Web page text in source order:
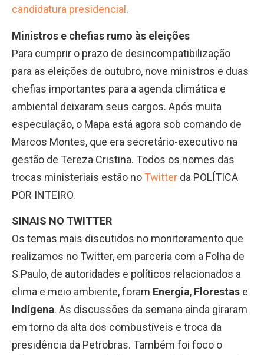
candidatura presidencial .
Ministros e chefias rumo às eleições
Para cumprir o prazo de desincompatibilização
para as eleições de outubro, nove ministros e duas
chefias importantes para a agenda climática e
ambiental deixaram seus cargos. Após muita
especulação, o Mapa está agora sob comando de
Marcos Montes, que era secretário-executivo na
gestão de Tereza Cristina. Todos os nomes das
trocas ministeriais estão no Twitter da POLÍTICA
POR INTEIRO.
SINAIS NO TWITTER
Os temas mais discutidos no monitoramento que
realizamos no Twitter, em parceria com a Folha de
S.Paulo, de autoridades e políticos relacionados a
clima e meio ambiente, foram Energia, Florestas e
Indígena. As discussões da semana ainda giraram
em torno da alta dos combustíveis e troca da
presidência da Petrobras. Também foi foco o